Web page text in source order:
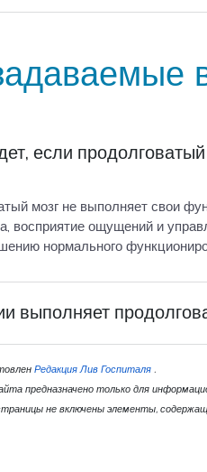
если
мозг не выполняет свои
восприятие ощущений и
нормального
выполняет
отвечает за контроль
(внутреннего баланса).
система: Ответственен за
Редакция Лив Госпиталя .
предназначено только для
не включены элементы,